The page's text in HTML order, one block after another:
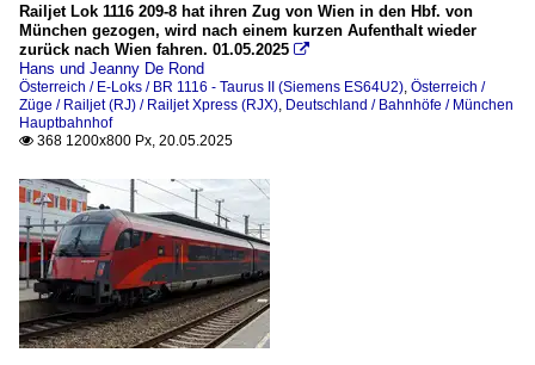
Railjet Lok 1116 209-8 hat ihren Zug von Wien in den Hbf. von
München gezogen, wird nach einem kurzen Aufenthalt wieder
zurück nach Wien fahren. 01.05.2025 
Hans und Jeanny De Rond
Österreich / E-Loks / BR 1116 - Taurus II (Siemens ES64U2), Österreich /
Züge / Railjet (RJ) / Railjet Xpress (RJX), Deutschland / Bahnhöfe / München
Hauptbahnhof
 368 1200x800 Px, 20.05.2025